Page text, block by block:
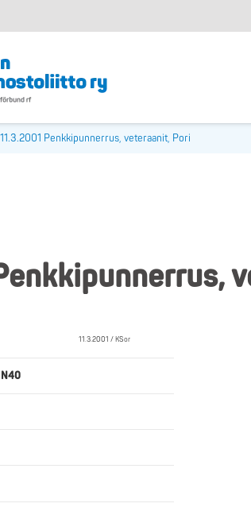
11.3.2001 Penkkipunnerrus, veteraanit, Pori
11.3.2001 / KSor
N40